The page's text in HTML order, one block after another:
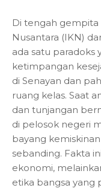
Di tengah
Nusantara (IKN)
ada satu paradoks
ketimpangan
di Senayan dan
ruang kelas. Saat
dan tunjangan
di pelosok negeri
bayang
sebanding. Fakta
ekonomi,
etika bangsa yang